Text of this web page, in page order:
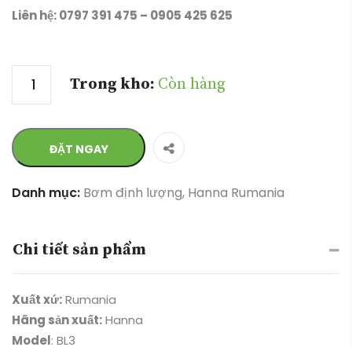
Liên hệ: 0797 391 475 – 0905 425 625
Trong kho: Còn hàng
ĐẶT NGAY
Danh mục: Bơm định lượng, Hanna Rumania
Chi tiết sản phẩm
Xuất xứ:Rumania
Hãng sản xuất:Hanna
Model: BL3